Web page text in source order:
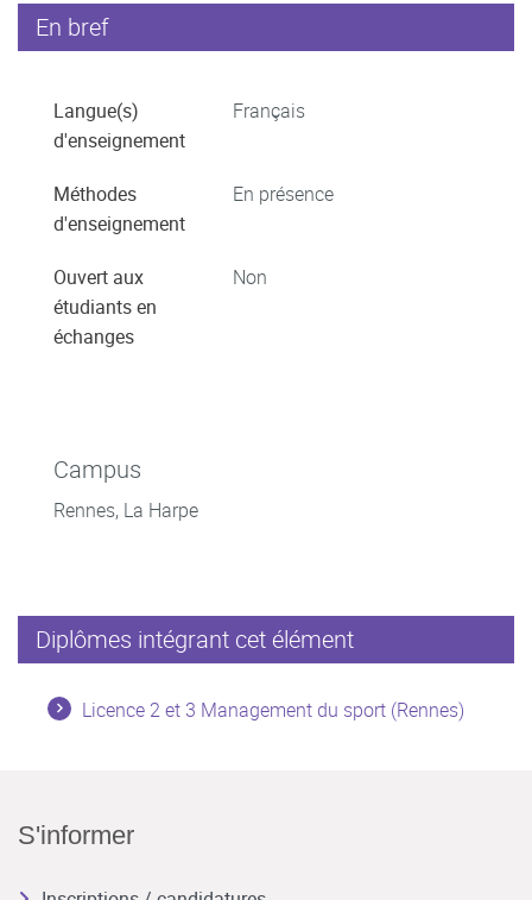
En bref
Langue(s)
d'enseignement
Français
Méthodes
d'enseignement
En présence
Ouvert aux
étudiants en
échanges
Non
Campus
Rennes, La Harpe
Diplômes intégrant cet élément
Licence 2 et 3 Management du sport (Rennes)
S'informer